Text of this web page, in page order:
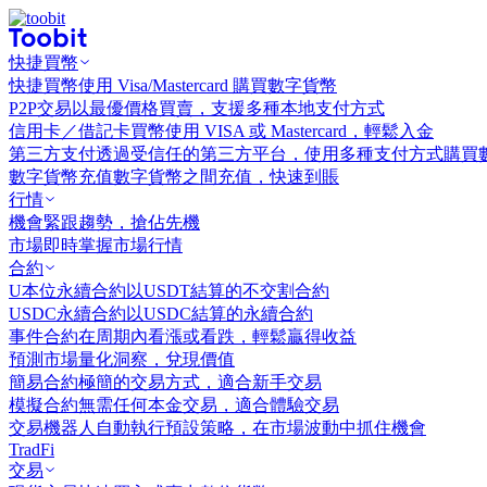
快捷買幣
快捷買幣使用 Visa/Mastercard 購買數字貨幣
P2P交易 以最優價格買賣，支援多種本地支付方式
信用卡／借記卡買幣使用 VISA 或 Mastercard，輕鬆入金
第三方支付透過受信任的第三方平台，使用多種支付方式購買
數字貨幣充值數字貨幣之間充值，快速到賬
行情
機會緊跟趨勢，搶佔先機
市場即時掌握市場行情
合約
U本位永續合約 以USDT結算的不交割合約
USDC永續合約 以USDC結算的永續合約
事件合約在周期內看漲或看跌，輕鬆贏得收益
預測市場量化洞察，兌現價值
簡易合約極簡的交易方式，適合新手交易
模擬合約無需任何本金交易，適合體驗交易
交易機器人 自動執行預設策略，在市場波動中抓住機會
TradFi
交易